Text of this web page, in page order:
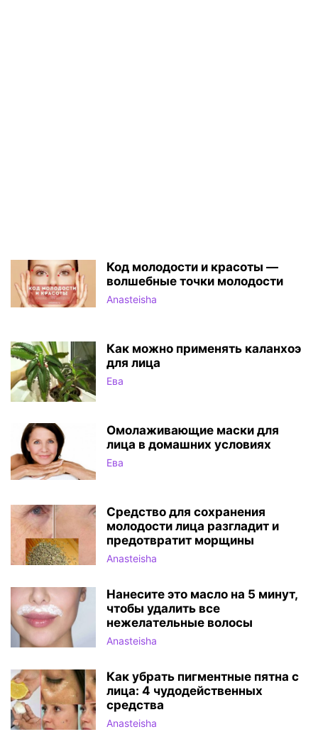
Код молодости и красоты —
волшебные точки молодости
Anasteisha
Как можно применять каланхоэ
для лица
Ева
Омолаживающие маски для
лица в домашних условиях
Ева
Средство для сохранения
молодости лица разгладит и
предотвратит морщины
Anasteisha
Нанесите это масло на 5 минут,
чтобы удалить все
нежелательные волосы
Anasteisha
Как убрать пигментные пятна с
лица: 4 чудодейственных
средства
Anasteisha